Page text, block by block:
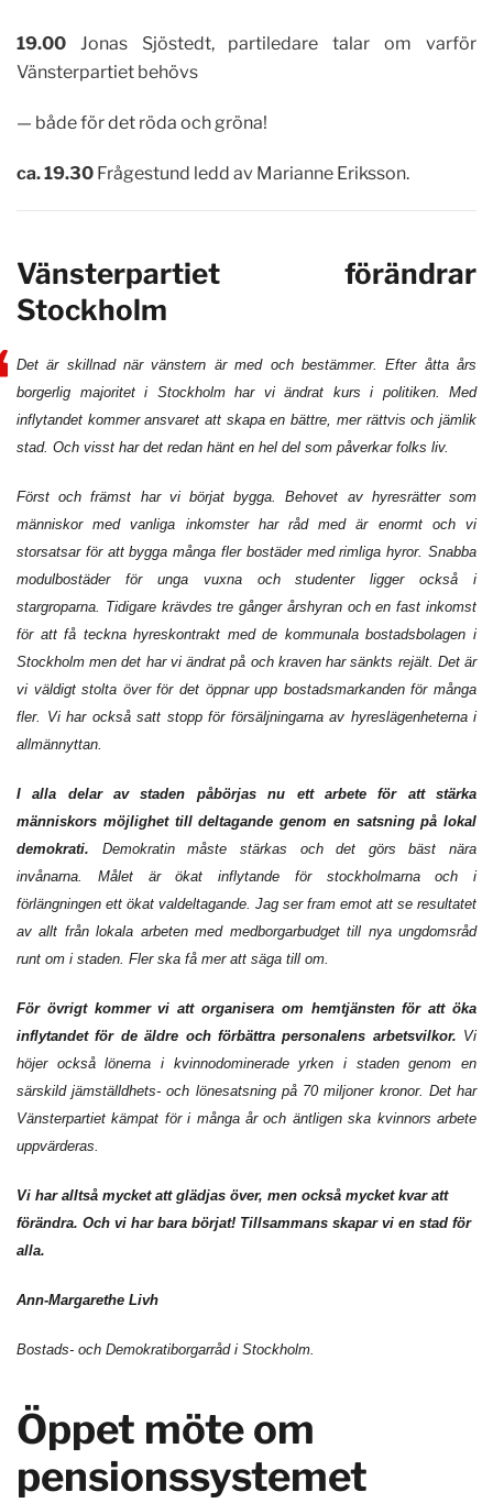
19.00 Jonas Sjöstedt, partiledare talar om varför
Vänsterpartiet behövs
— både för det röda och gröna!
ca. 19.30 Frågestund ledd av Marianne Eriksson.
Vänsterpartiet förändrar
Stockholm
Det är skillnad när vänstern är med och bestämmer. Efter åtta års
borgerlig majoritet i Stockholm har vi ändrat kurs i politiken. Med
inflytandet kommer ansvaret att skapa en bättre, mer rättvis och jämlik
stad. Och visst har det redan hänt en hel del som påverkar folks liv.
Först och främst har vi börjat bygga. Behovet av hyresrätter som
människor med vanliga inkomster har råd med är enormt och vi
storsatsar för att bygga många fler bostäder med rimliga hyror. Snabba
modulbostäder för unga vuxna och studenter ligger också i
stargroparna. Tidigare krävdes tre gånger årshyran och en fast inkomst
för att få teckna hyreskontrakt med de kommunala bostadsbolagen i
Stockholm men det har vi ändrat på och kraven har sänkts rejält. Det är
vi väldigt stolta över för det öppnar upp bostadsmarkanden för många
fler. Vi har också satt stopp för försäljningarna av hyreslägenheterna i
allmännyttan.
I alla delar av staden påbörjas nu ett arbete för att stärka
människors möjlighet till deltagande genom en satsning på lokal
demokrati. Demokratin måste stärkas och det görs bäst nära
invånarna. Målet är ökat inflytande för stockholmarna och i
förlängningen ett ökat valdeltagande. Jag ser fram emot att se resultatet
av allt från lokala arbeten med medborgarbudget till nya ungdomsråd
runt om i staden. Fler ska få mer att säga till om.
För övrigt kommer vi att organisera om hemtjänsten för att öka
inflytandet för de äldre och förbättra personalens arbetsvilkor. Vi
höjer också lönerna i kvinnodominerade yrken i staden genom en
särskild jämställdhets- och lönesatsning på 70 miljoner kronor. Det har
Vänsterpartiet kämpat för i många år och äntligen ska kvinnors arbete
uppvärderas.
Vi har alltså mycket att glädjas över, men också mycket kvar att
förändra. Och vi har bara börjat! Tillsammans skapar vi en stad för
alla.
Ann-Margarethe Livh
Bostads- och Demokratiborgarråd i Stockholm.
Öppet möte om
pensionssystemet